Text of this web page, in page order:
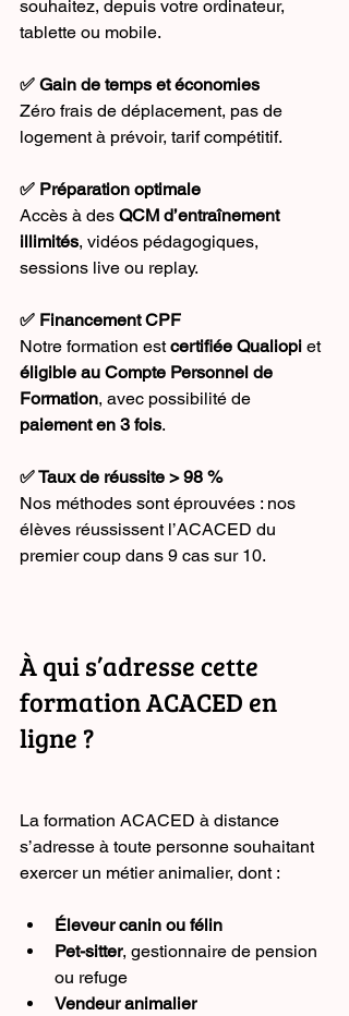
souhaitez, depuis votre ordinateur,
tablette ou mobile.
✅ Gain de temps et économies
Zéro frais de déplacement, pas de
logement à prévoir, tarif compétitif.
✅ Préparation optimale
Accès à des QCM d’entraînement
illimités, vidéos pédagogiques,
sessions live ou replay.
✅ Financement CPF
Notre formation est certifiée Qualiopi et
éligible au Compte Personnel de
Formation, avec possibilité de
paiement en 3 fois.
✅ Taux de réussite > 98 %
Nos méthodes sont éprouvées : nos
élèves réussissent l’ACACED du
premier coup dans 9 cas sur 10.
À qui s’adresse cette
formation ACACED en
ligne ?
La formation ACACED à distance
s’adresse à toute personne souhaitant
exercer un métier animalier, dont :
Éleveur canin ou félin
Pet-sitter, gestionnaire de pension
ou refuge
Vendeur animalier